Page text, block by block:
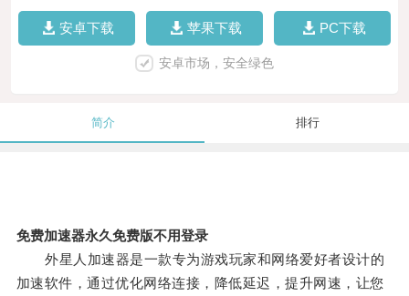
安卓下载 苹果下载 PC下载
安卓市场，安全绿色
简介 排行
免费加速器永久免费版不用登录
外星人加速器是一款专为游戏玩家和网络爱好者设计的
加速软件，通过优化网络连接，降低延迟，提升网速，让您